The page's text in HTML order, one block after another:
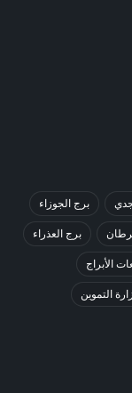
برج الجوزاء
برج العذراء
الأبراج
التموين